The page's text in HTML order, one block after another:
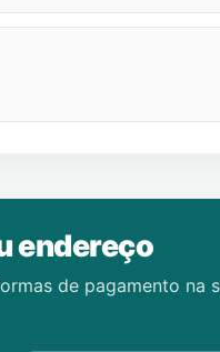
endereço
de pagamento na